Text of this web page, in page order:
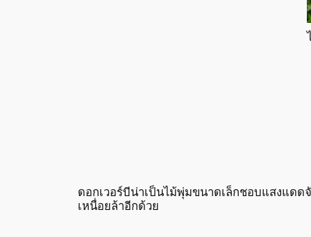
ดอกเวอร์บีน่าเป็นไม้พุ่มขนาดเล็กชอบแสงแ
เหนื่อยล้าอีกด้วย